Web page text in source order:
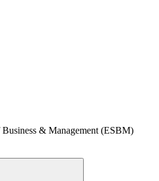
& Management (ESBM)